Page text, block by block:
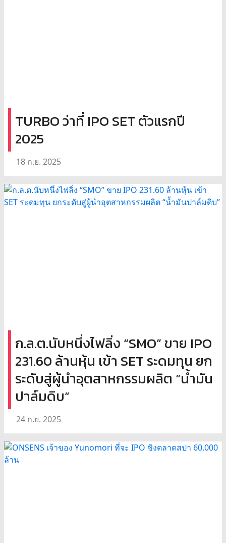
TURBO ว่าที่ IPO SET ตัวแรกปี
2025
18 ก.ย. 2025
ก.ล.ต.นับหนึ่งไฟลิ่ง “SMO” ขาย IPO
231.60 ล้านหุ้น เข้า SET ระดมทุน ยก
ระดับสู่ผู้นำอุตสาหกรรมผลิต “น้ำมัน
ปาล์มดิบ”
24 ก.ย. 2025